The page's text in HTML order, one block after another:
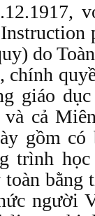
do
chính
giáo
và cả
gồm có
trình
bằng
người